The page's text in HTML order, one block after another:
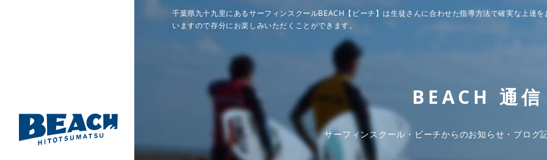
千葉県九十九里にあるサーフィンスクールBEACH【ビーチ】は生徒さんに合わせた指導方法で確実な上達
いますので存分にお楽しみいただくことができます。
BEACH 通信
サーフィンスクール・ビーチからのお知らせ・ブログ